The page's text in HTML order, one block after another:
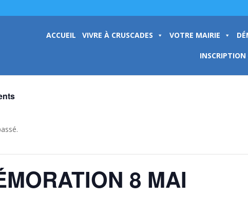
ACCUEIL VIVRE À CRUSCADES VOTRE MAIRIE
8 MAI